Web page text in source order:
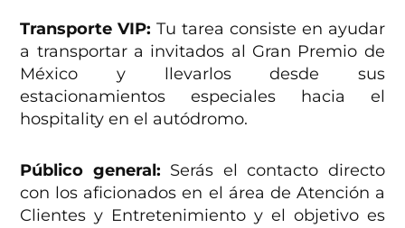
Transporte VIP:Tu tarea consiste en ayudar
a transportar a invitados al Gran Premio de
México y llevarlos desde sus
estacionamientos especiales hacia el
hospitality en el autódromo.
Público general: Serás el contacto directo
con los aficionados en el área de Atención a
Clientes y Entretenimiento y el objetivo es